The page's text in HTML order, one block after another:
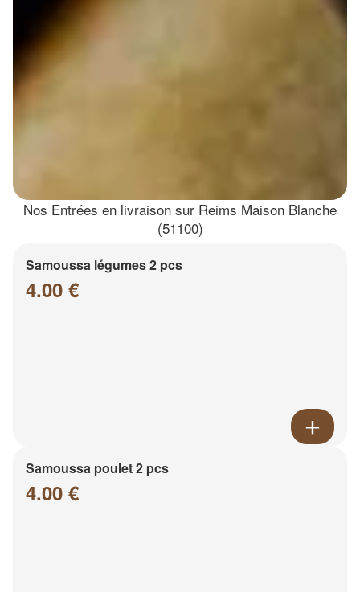
Nos Entrées en livraison sur Reims Maison Blanche
(51100)
Samoussa légumes 2 pcs
4.00 €
Samoussa poulet 2 pcs
4.00 €